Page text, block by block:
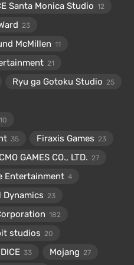
Santa Monica Studio 12
23
McMillen 11
21
Ryu ga Gotoku Studio 25
10
35 Firaxis Games 23
GAMES CO., LTD. 27
Entertainment 4
Dynamics 23
182
studios 20
DICE 33 Mojang 27